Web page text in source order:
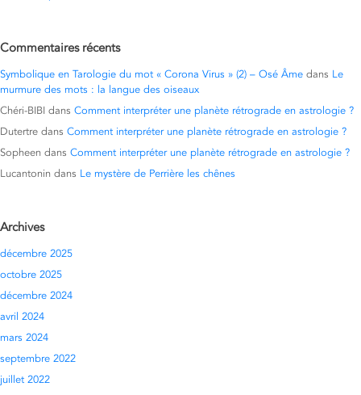
Commentaires récents
Symbolique en Tarologie du mot « Corona Virus » (2) – Osé Âme dans Le
murmure des mots : la langue des oiseaux
Chéri-BIBI dans Comment interpréter une planète rétrograde en astrologie ?
Dutertre dans Comment interpréter une planète rétrograde en astrologie ?
Sopheen dans Comment interpréter une planète rétrograde en astrologie ?
Lucantonin dans Le mystère de Perrière les chênes
Archives
décembre 2025
octobre 2025
décembre 2024
avril 2024
mars 2024
septembre 2022
juillet 2022